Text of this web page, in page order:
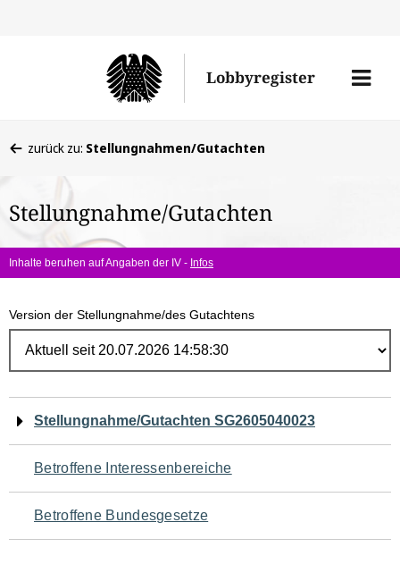
Lobbyregister
Menü
befinden
hier:
zurück zu: Stellungnahmen/Gutachten
Stellungnahme/Gutachten
Inhalte beruhen auf Angaben der IV - Infos
Version der Stellungnahme/des Gutachtens
Navigation
für
den
Seiteninhalt
Stellungnahme/Gutachten SG2605040023
Betroffene Interessenbereiche
Betroffene Bundesgesetze